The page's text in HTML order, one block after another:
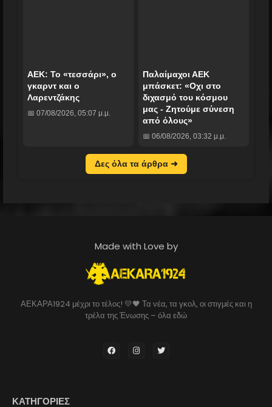
ΑΕΚ: Το «τεσσάρι», ο
γκαρντ και ο
Λαρεντζάκης
📅 07/08/2026, 05:07 μ.μ.
Παλαίμαχοι ΑΕΚ
μπάσκετ: «Οχι στο
διχασμό του κόσμου
μας - Ζητούμε σύνεση
από όλους»
📅 06/08/2026, 03:32 μ.μ.
Δες όλα τα άρθρα ➜
Made with Love by
ΑΕΚΑΡΑ1924 μέχρι το τέλος! 💛🖤 Τα νέα, τα γκολ, οι στιγμές και η
τρέλα της Ένωσης – όλα εδώ
ΚΑΤΗΓΟΡΙΕΣ